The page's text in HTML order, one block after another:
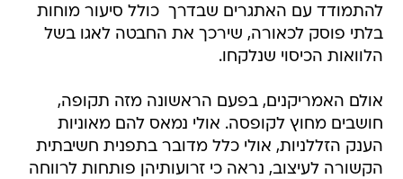
להתמודד עם האתגרים שבדרך  כולל סיעור מוחות
בלתי פוסק לכאורה, שירכך את החבטה לאגו בשל
הלוואות הכיסוי שנלקחו.
אולם האמריקנים, בפעם הראשונה מזה תקופה,
חושבים מחוץ לקופסה. אולי נמאס להם מאוניות
הענק הזללניות, אולי כלל מדובר בתפנית חשיבתית
הקשורה לעיצוב, נראה כי זרועותיהן פותחות לרווחה